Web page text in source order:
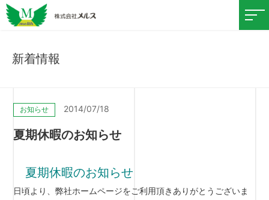
新着情報
お知らせ 2014/07/18
夏期休暇のお知らせ
夏期休暇のお知らせ
日頃より、弊社ホームページをご利用頂きありがとうございま